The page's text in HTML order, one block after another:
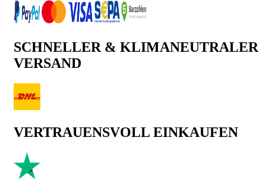
SCHNELLER & KLIMANEUTRALER
VERSAND
VERTRAUENSVOLL EINKAUFEN